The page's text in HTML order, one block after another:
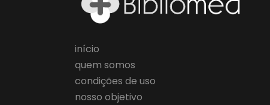
início
quem somos
condições de uso
nosso objetivo